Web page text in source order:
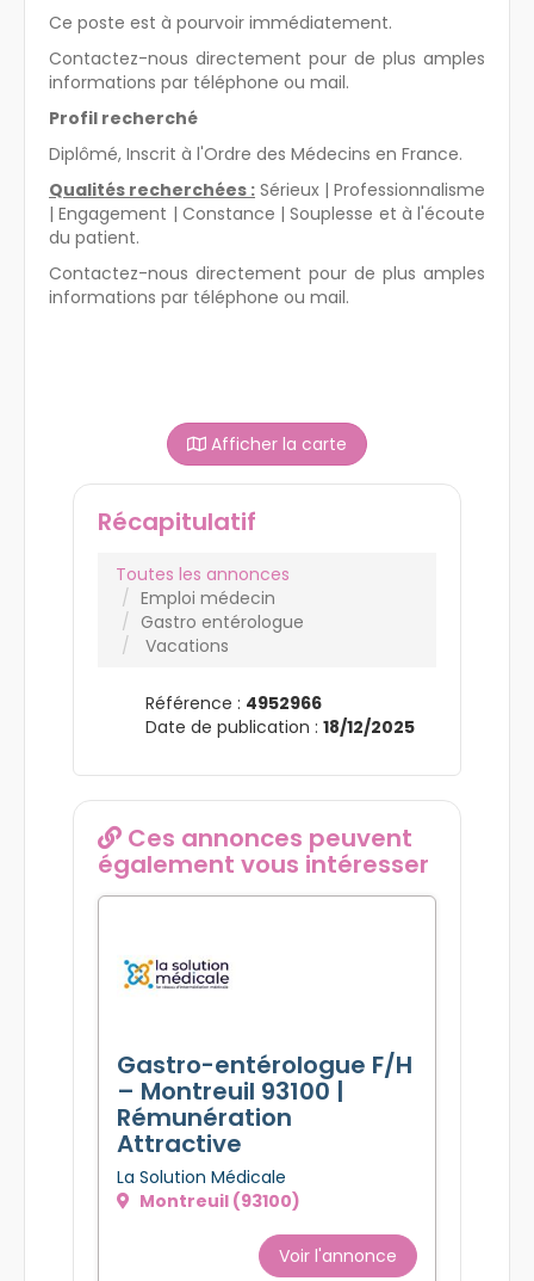
Ce poste est à pourvoir immédiatement.
Contactez-nous directement pour de plus amples
informations par téléphone ou mail.
Profil recherché
Diplômé, Inscrit à l'Ordre des Médecins en France.
Qualités recherchées : Sérieux | Professionnalisme
| Engagement | Constance | Souplesse et à l'écoute
du patient.
Contactez-nous directement pour de plus amples
informations par téléphone ou mail.
Afficher la carte
Récapitulatif
Toutes les annonces
Emploi médecin
Gastro entérologue
Vacations
Référence : 4952966
Date de publication : 18/12/2025
Ces annonces peuvent
également vous intéresser
Gastro-entérologue F/H
– Montreuil 93100 |
Rémunération
Attractive
La Solution Médicale
Montreuil (93100)
Voir l'annonce